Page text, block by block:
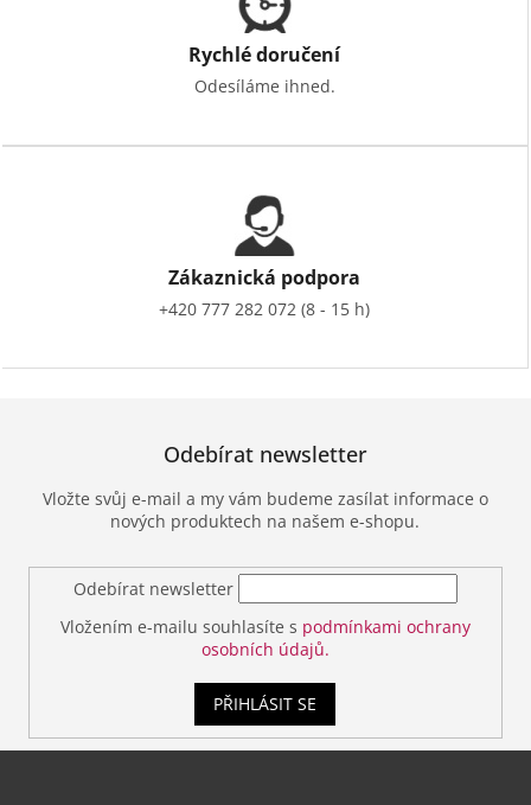
Rychlé doručení
Odesíláme ihned.
Zákaznická podpora
+420 777 282 072 (8 - 15 h)
Odebírat newsletter
Vložte svůj e-mail a my vám budeme zasílat informace o
nových produktech na našem e-shopu.
Odebírat newsletter
Vložením e-mailu souhlasíte s podmínkami ochrany
osobních údajů.
PŘIHLÁSIT SE